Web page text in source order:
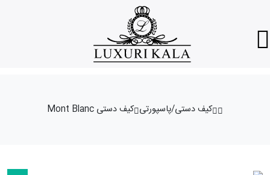
کیف دستی/پاسپورتی کیف دستی Mont Blanc